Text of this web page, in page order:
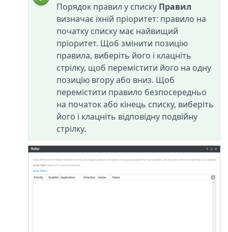
Порядок правил у списку Правил
визначає їхній пріоритет: правило на
початку списку має найвищий
пріоритет. Щоб змінити позицію
правила, виберіть його і клацніть
стрілку, щоб перемістити його на одну
позицію вгору або вниз. Щоб
перемістити правило безпосередньо
на початок або кінець списку, виберіть
його і клацніть відповідну подвійну
стрілку.